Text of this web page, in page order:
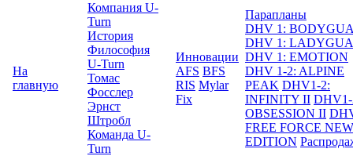
На
главную
Компания U-
Turn
История
Философия
U-Turn
Томас
Фосслер
Эрнст
Штробл
Команда U-
Turn
Инновации
AFS BFS
RIS Mylar
Fix
Парапланы
DHV 1:
DHV 1:
DHV 1: EMOTION
DHV 1-2: ALPINE
PEAK DHV1-2:
INFINITY II
OBSESSION II
FREE FORCE NEW
EDITION